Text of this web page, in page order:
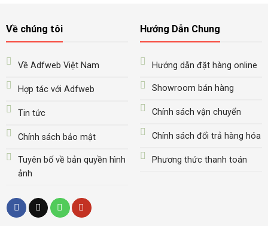
Về chúng tôi
Về Adfweb Việt Nam
Hợp tác với Adfweb
Tin tức
Chính sách bảo mật
Tuyên bố về bản quyền hình
ảnh
Hướng Dẫn Chung
Hướng dẫn đặt hàng online
Showroom bán hàng
Chính sách vận chuyển
Chính sách đổi trả hàng hóa
Phương thức thanh toán